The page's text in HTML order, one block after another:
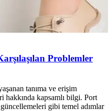
Problemler
tanıma ve erişim
hakkında kapsamlı bilgi. Port
gibi temel adımlar